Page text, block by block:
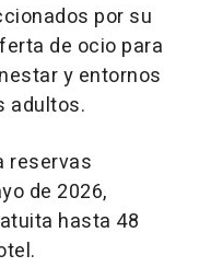
por su
de ocio para
y entornos
adultos.
reservas
de 2026,
hasta 48